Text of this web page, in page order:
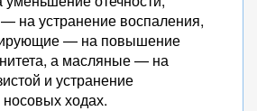
на устранение воспаления,
— на повышение
а масляные — на
и устранение
ходах.